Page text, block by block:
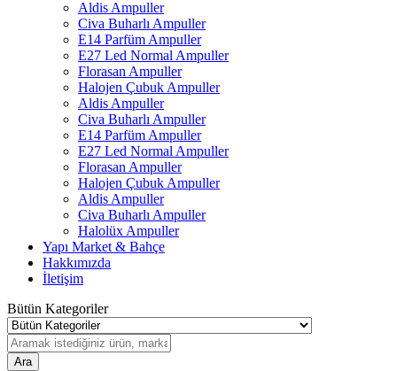
Aldis Ampuller
Civa Buharlı Ampuller
E14 Parfüm Ampuller
E27 Led Normal Ampuller
Florasan Ampuller
Halojen Çubuk Ampuller
Aldis Ampuller
Civa Buharlı Ampuller
E14 Parfüm Ampuller
E27 Led Normal Ampuller
Florasan Ampuller
Halojen Çubuk Ampuller
Aldis Ampuller
Civa Buharlı Ampuller
Halolüx Ampuller
Yapı Market & Bahçe
Hakkımızda
İletişim
Bütün Kategoriler
Ara